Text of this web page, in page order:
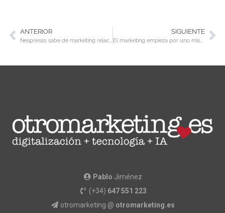
ANTERIOR SIGUIENTE
El marketing empieza por uno mismo
Pablo Jiménez
(+34) 647 551 223
otromarketing @ otromarketing.es